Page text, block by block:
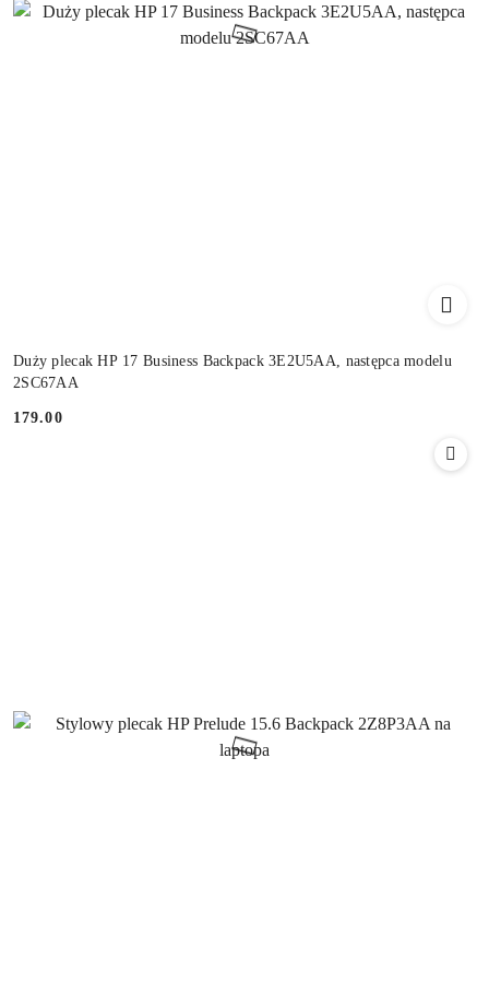
Duży plecak HP 17 Business Backpack 3E2U5AA, następca modelu
2SC67AA
Cena:
179.00